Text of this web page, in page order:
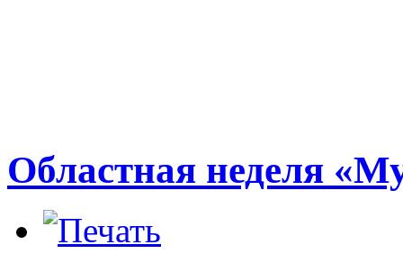
Областная неделя